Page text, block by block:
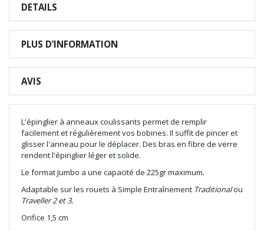
DETAILS
PLUS D’INFORMATION
AVIS
L'épinglier à anneaux coulissants permet de remplir
facilement et régulièrement vos bobines. Il suffit de pincer et
glisser l'anneau pour le déplacer. Des bras en fibre de verre
rendent l'épinglier léger et solide.
Le format Jumbo a une capacité de 225gr maximum.
Adaptable sur les rouets à Simple Entraînement Traditionalou
Traveller 2 et 3.
Orifice 1,5 cm